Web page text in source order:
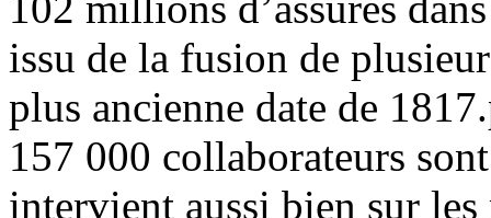
issu de la fusion de
plus ancienne date de
157 000 collaborateurs
intervient aussi bien sur